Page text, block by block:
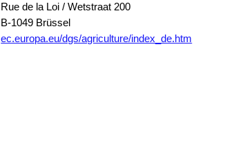
Rue de la Loi / Wetstraat 200
B-1049 Brüssel
ec.europa.eu/dgs/agriculture/index_de.htm